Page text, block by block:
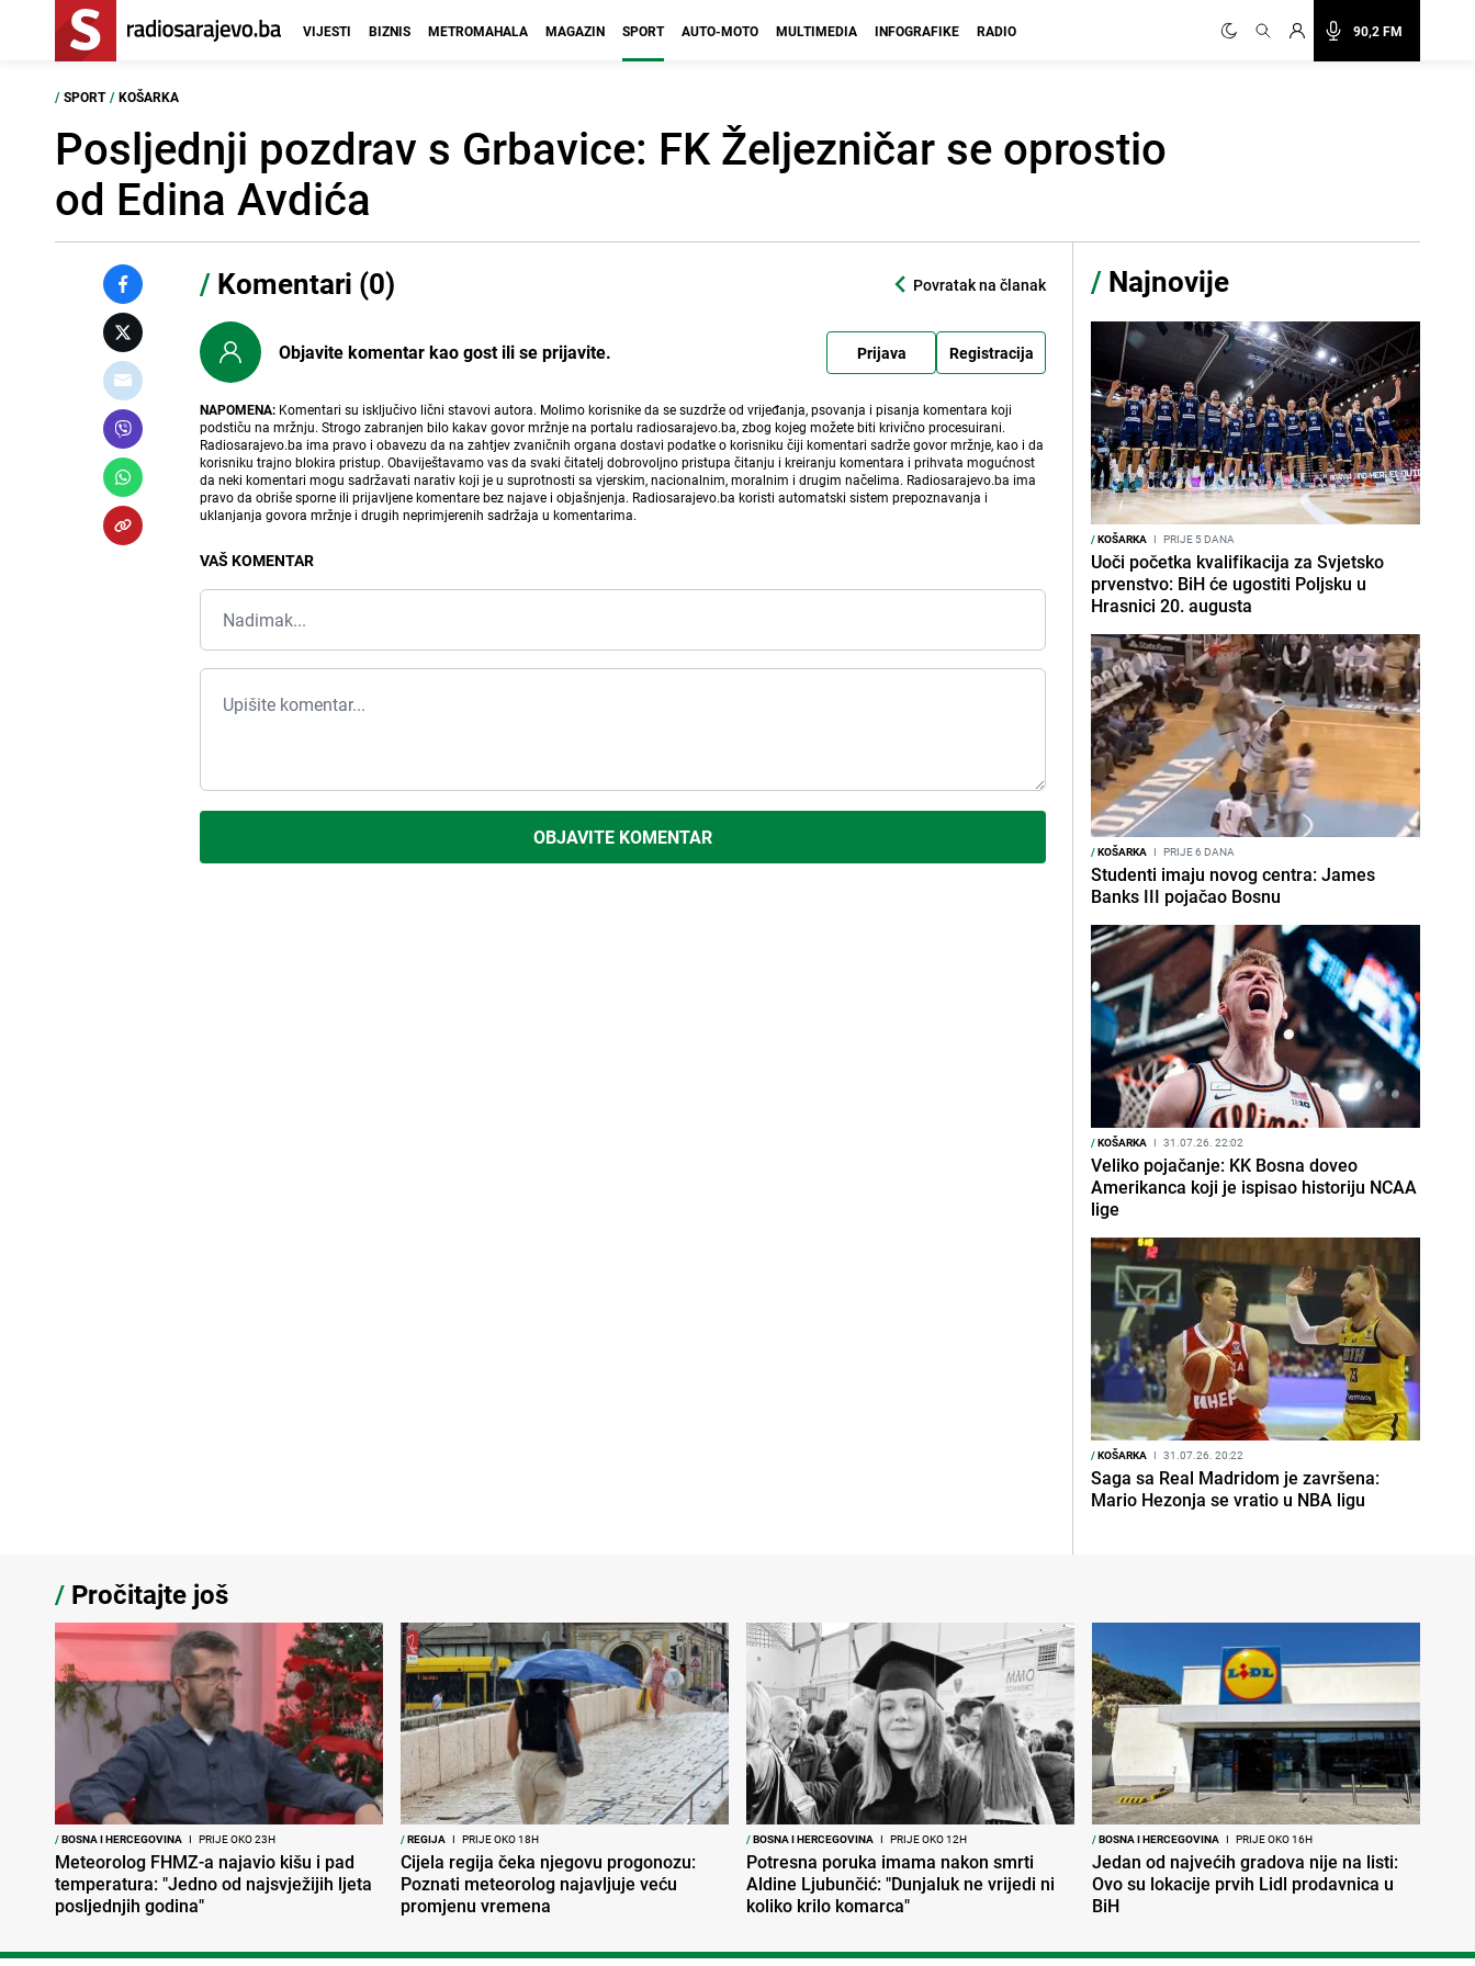
90,2 FM
VIJESTI BIZNIS METROMAHALA MAGAZIN SPORT AUTO-MOTO MULTIMEDIA INFOGRAFIKE RADIO
/ SPORT / KOŠARKA
Posljednji pozdrav s Grbavice: FK Željezničar se oprostio
od Edina Avdića
/ Komentari (0) Povratak na članak
Objavite komentar kao gost ili se prijavite. Prijava Registracija
NAPOMENA: Komentari su isključivo lični stavovi autora. Molimo korisnike da se suzdrže od vrijeđanja, psovanja i pisanja komentara koji
podstiču na mržnju. Strogo zabranjen bilo kakav govor mržnje na portalu radiosarajevo.ba, zbog kojeg možete biti krivično procesuirani.
Radiosarajevo.ba ima pravo i obavezu da na zahtjev zvaničnih organa dostavi podatke o korisniku čiji komentari sadrže govor mržnje, kao i da
korisniku trajno blokira pristup. Obaviještavamo vas da svaki čitatelj dobrovoljno pristupa čitanju i kreiranju komentara i prihvata mogućnost
da neki komentari mogu sadržavati narativ koji je u suprotnosti sa vjerskim, nacionalnim, moralnim i drugim načelima. Radiosarajevo.ba ima
pravo da obriše sporne ili prijavljene komentare bez najave i objašnjenja. Radiosarajevo.ba koristi automatski sistem prepoznavanja i
uklanjanja govora mržnje i drugih neprimjerenih sadržaja u komentarima.
VAŠ KOMENTAR
OBJAVITE KOMENTAR
/ Najnovije
/KOŠARKA I PRIJE 5 DANA
Uoči početka kvalifikacija za Svjetsko
prvenstvo: BiH će ugostiti Poljsku u
Hrasnici 20. augusta
/KOŠARKA I PRIJE 6 DANA
Studenti imaju novog centra: James
Banks III pojačao Bosnu
/KOŠARKA I 31.07.26. 22:02
Veliko pojačanje: KK Bosna doveo
Amerikanca koji je ispisao historiju NCAA
lige
/KOŠARKA I 31.07.26. 20:22
Saga sa Real Madridom je završena:
Mario Hezonja se vratio u NBA ligu
/ Pročitajte još
/BOSNA I HERCEGOVINA I PRIJE OKO 23H
Meteorolog FHMZ-a najavio kišu i pad
temperatura: "Jedno od najsvježijih ljeta
posljednjih godina"
/REGIJA I PRIJE OKO 18H
Cijela regija čeka njegovu progonozu:
Poznati meteorolog najavljuje veću
promjenu vremena
/BOSNA I HERCEGOVINA I PRIJE OKO 12H
Potresna poruka imama nakon smrti
Aldine Ljubunčić: "Dunjaluk ne vrijedi ni
koliko krilo komarca"
/BOSNA I HERCEGOVINA I PRIJE OKO 16H
Jedan od najvećih gradova nije na listi:
Ovo su lokacije prvih Lidl prodavnica u
BiH